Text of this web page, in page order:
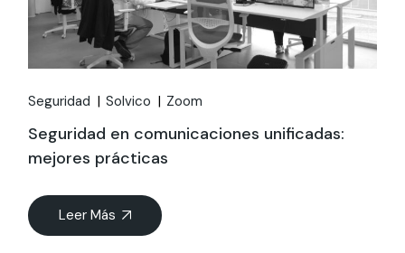
Seguridad Solvico Zoom
Seguridad en comunicaciones unificadas:
mejores prácticas
Leer Más